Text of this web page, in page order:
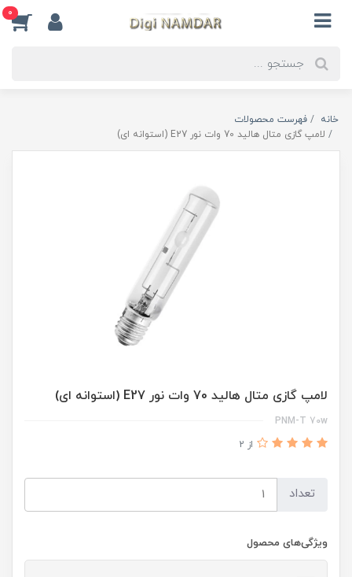
0
خانه
فهرست محصولات
لامپ گازی متال هالید 70 وات نور E27 (استوانه ای)
لامپ گازی متال هالید 70 وات نور E27 (استوانه ای)
PNM-T 70w
از 2
تعداد
ویژگی‌های محصول